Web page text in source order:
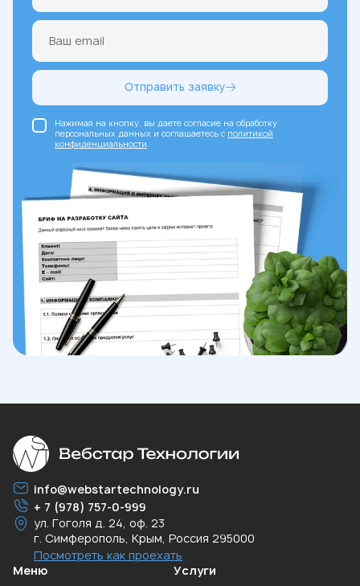
Отправить заявку
Нажимая на кнопку, вы даете согласие на обработку
персональных данных и соглашаетесь c политикой
конфиденциальности.
info@webstartechnology.ru
+ 7 (978) 757-0-999
ул. Гоголя д. 24, оф. 23
г. Симферополь, Крым, Россия 295000
Посмотреть как проехать
Меню
Услуги